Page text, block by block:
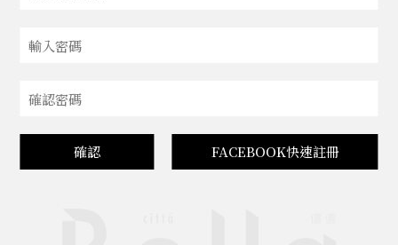
確認 FACEBOOK快速註冊